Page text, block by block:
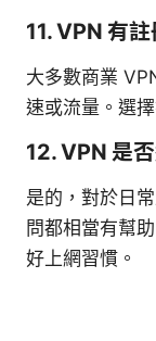
11. VPN 有
大多數商業
速或流量。選
12. VPN 是
是的，對於日
問都相當有幫
好上網習慣。